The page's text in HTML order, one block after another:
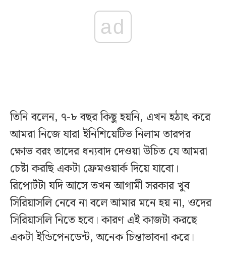
ad
তিনি বলেন, ৭-৮ বছর কিছু হয়নি, এখন হঠাৎ করে
আমরা নিজে যারা ইনিশিয়েটিভ নিলাম তারপর
ক্ষোভ বরং তাদের ধন্যবাদ দেওয়া উচিত যে আমরা
চেষ্টা করছি একটা ফ্রেমওয়ার্ক দিয়ে যাবো।
রিপোর্টটা যদি আসে তখন আগামী সরকার খুব
সিরিয়াসলি নেবে না বলে আমার মনে হয় না, ওদের
সিরিয়াসলি নিতে হবে। কারণ এই কাজটা করছে
একটা ইন্ডিপেনডেন্ট, অনেক চিন্তাভাবনা করে।